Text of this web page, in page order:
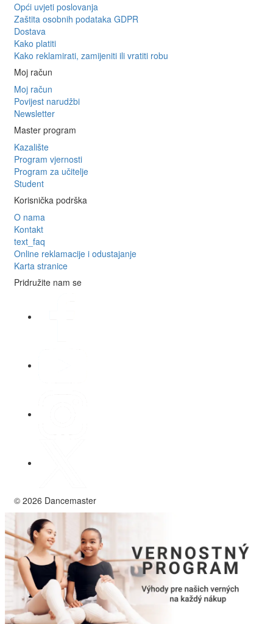
Opći uvjeti poslovanja
Zaštita osobnih podataka GDPR
Dostava
Kako platiti
Kako reklamirati, zamijeniti ili vratiti robu
Moj račun
Moj račun
Povijest narudžbi
Newsletter
Master program
Kazalište
Program vjernosti
Program za učitelje
Student
Korisnička podrška
O nama
Kontakt
text_faq
Online reklamacije i odustajanje
Karta stranice
Pridružite nam se
© 2026 Dancemaster